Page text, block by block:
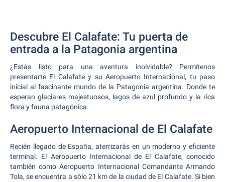
Descubre El Calafate: Tu puerta de
entrada a la Patagonia argentina
¿Estás listo para una aventura inolvidable? Permítenos
presentarte El Calafate y su Aeropuerto Internacional, tu paso
inicial al fascinante mundo de la Patagonia argentina. Donde te
esperan glaciares majestuosos, lagos de azul profundo y la rica
flora y fauna patagónica.
Aeropuerto Internacional de El Calafate
Recién llegado de España, aterrizarás en un moderno y eficiente
terminal. El Aeropuerto Internacional de El Calafate, conocido
también como Aeropuerto Internacional Comandante Armando
Tola, se encuentra a sólo 21 km de la ciudad de El Calafate. Si bien